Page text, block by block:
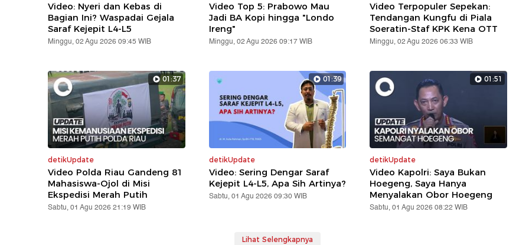
Video: Nyeri dan Kebas di
Bagian Ini? Waspadai Gejala
Saraf Kejepit L4-L5
Minggu, 02 Agu 2026 09:45 WIB
Video Top 5: Prabowo Mau
Jadi BA Kopi hingga "Londo
Ireng"
Minggu, 02 Agu 2026 09:17 WIB
Video Terpopuler Sepekan:
Tendangan Kungfu di Piala
Soeratin-Staf KPK Kena OTT
Minggu, 02 Agu 2026 06:33 WIB
01:37
detikUpdate
Video Polda Riau Gandeng 81
Mahasiswa-Ojol di Misi
Ekspedisi Merah Putih
Sabtu, 01 Agu 2026 21:19 WIB
01:39
detikUpdate
Video: Sering Dengar Saraf
Kejepit L4-L5, Apa Sih Artinya?
Sabtu, 01 Agu 2026 09:30 WIB
01:51
detikUpdate
Video Kapolri: Saya Bukan
Hoegeng, Saya Hanya
Menyalakan Obor Hoegeng
Sabtu, 01 Agu 2026 08:22 WIB
Lihat Selengkapnya